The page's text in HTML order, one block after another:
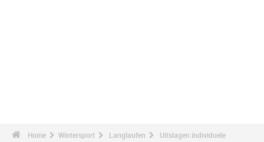
Home Wintersport Langlaufen
Uitslagen individuele